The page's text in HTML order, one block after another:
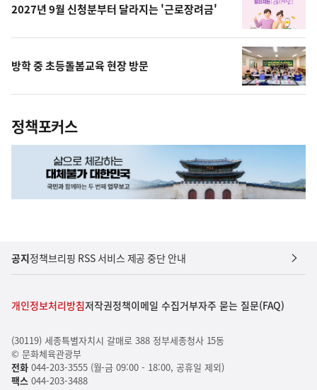
2027년 9월 신청분부터 달라지는 '근로장려금'
방학 중 초등돌봄교육 현장 방문
정책포커스
공지정책브리핑 RSS 서비스 제공 중단 안내
개인정보처리방침저작권정책이메일 수집거부자주 묻는 질문(FAQ)
(30119) 세종특별자치시 갈매로 388 정부세종청사 15동
© 문화체육관광부
전화044-203-3555 (월-금 09:00 - 18:00, 공휴일 제외)
팩스044-203-3488